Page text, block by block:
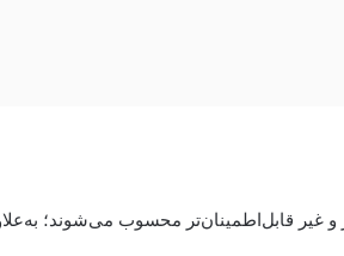
قابل‌اطمینان‌تر محسوب می‌شوند؛